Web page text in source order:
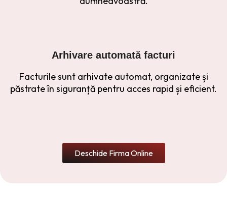
Arhivare automată facturi
Facturile sunt arhivate automat, organizate și
păstrate în siguranță pentru acces rapid și eficient.
Deschide Firma Online